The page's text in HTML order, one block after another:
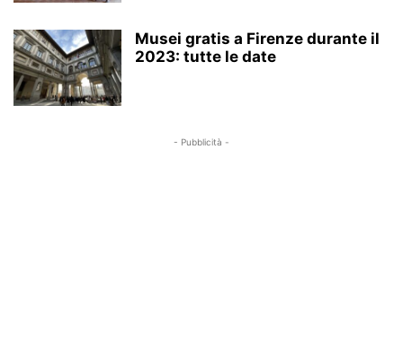
Musei gratis a Firenze durante il
2023: tutte le date
- Pubblicità -